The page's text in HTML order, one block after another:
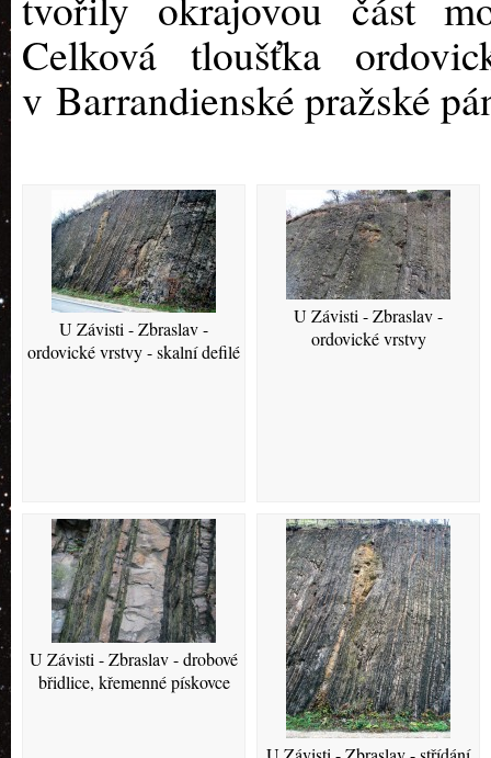
Celková tloušťka
v Barrandienské pražské
U Závisti - Zbraslav -
ordovické vrstvy - skalní defilé
U Závisti - Zbraslav -
ordovické vrstvy
U Závisti - Zbraslav - drobové
břidlice, křemenné pískovce